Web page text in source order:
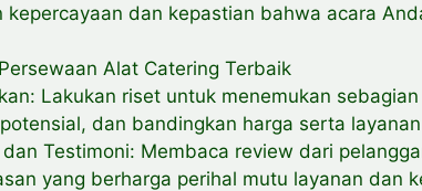
kepercayaan dan kepastian bahwa acara
Alat Catering Terbaik
Lakukan riset untuk menemukan
dan bandingkan harga serta
Testimoni: Membaca review dari
yang berharga perihal mutu layanan dan